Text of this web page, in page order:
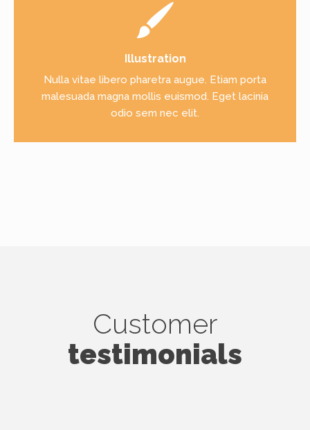
Illustration
Nulla vitae libero pharetra augue. Etiam porta
malesuada magna mollis euismod. Eget lacinia
odio sem nec elit.
Customer
testimonials